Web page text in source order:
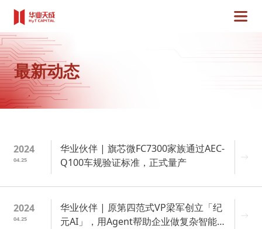
最新动态
2024
04.25
华业伙伴 | 旗芯微FC7300家族通过AEC-
Q100车规验证标准，正式量产
2024
04.25
华业伙伴 | 原第四范式VP梁军创立「纪
元AI」，用Agent帮助企业做复杂智能决